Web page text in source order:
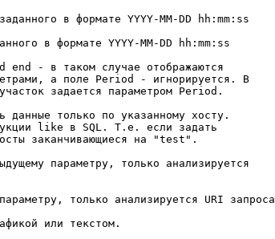
в формате YYYY-MM-DD hh:mm:ss
в формате YYYY-MM-DD hh:mm:ss
- в таком случае отображаются
а поле Period - игнорируется. В
задается параметром Period.
данные только по указанному хосту.
like в SQL. Т.е. если задать
заканчивающиеся на "test".
параметру, только анализируется
только анализируется URI
или текстом.